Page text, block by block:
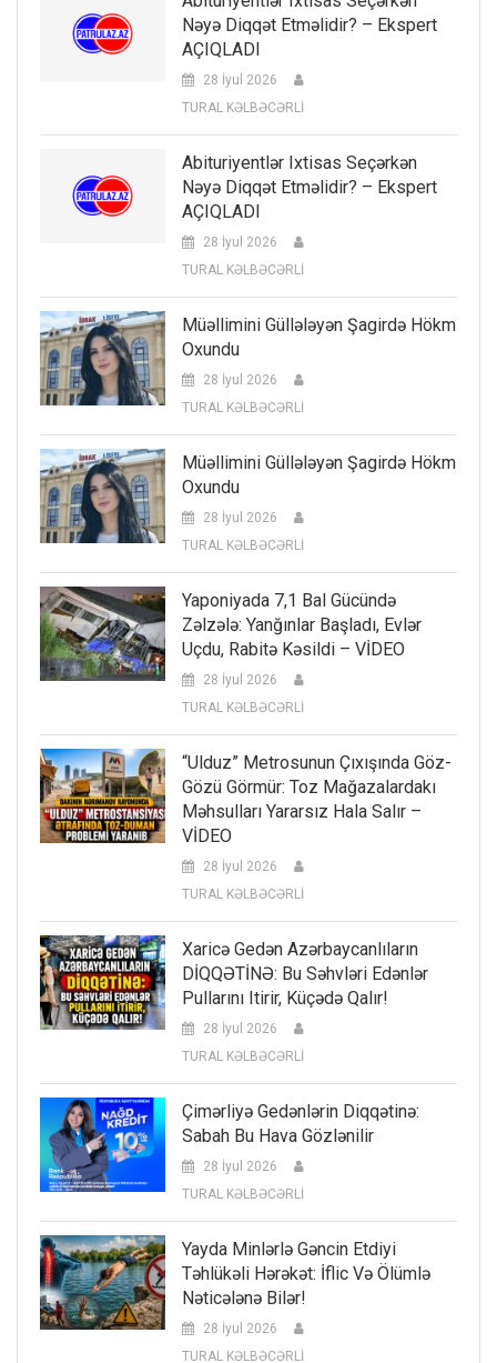
Nəyə Diqqət Etməlidir? – Ekspert
AÇIQLADI
28 İyul 2026
TURAL KƏLBƏCƏRLİ
Abituriyentlər Ixtisas Seçərkən
Nəyə Diqqət Etməlidir? – Ekspert
AÇIQLADI
28 İyul 2026
TURAL KƏLBƏCƏRLİ
Müəllimini Güllələyən Şagirdə Hökm
Oxundu
28 İyul 2026
TURAL KƏLBƏCƏRLİ
Müəllimini Güllələyən Şagirdə Hökm
Oxundu
28 İyul 2026
TURAL KƏLBƏCƏRLİ
Yaponiyada 7,1 Bal Gücündə
Zəlzələ: Yanğınlar Başladı, Evlər
Uçdu, Rabitə Kəsildi – VİDEO
28 İyul 2026
TURAL KƏLBƏCƏRLİ
“Ulduz” Metrosunun Çıxışında Göz-
Gözü Görmür: Toz Mağazalardakı
Məhsulları Yararsız Hala Salır –
VİDEO
28 İyul 2026
TURAL KƏLBƏCƏRLİ
Xaricə Gedən Azərbaycanlıların
DİQQƏTİNƏ: Bu Səhvləri Edənlər
Pullarını Itirir, Küçədə Qalır!
28 İyul 2026
TURAL KƏLBƏCƏRLİ
Çimərliyə Gedənlərin Diqqətinə:
Sabah Bu Hava Gözlənilir
28 İyul 2026
TURAL KƏLBƏCƏRLİ
Yayda Minlərlə Gəncin Etdiyi
Təhlükəli Hərəkət: İflic Və Ölümlə
Nəticələnə Bilər!
28 İyul 2026
TURAL KƏLBƏCƏRLİ